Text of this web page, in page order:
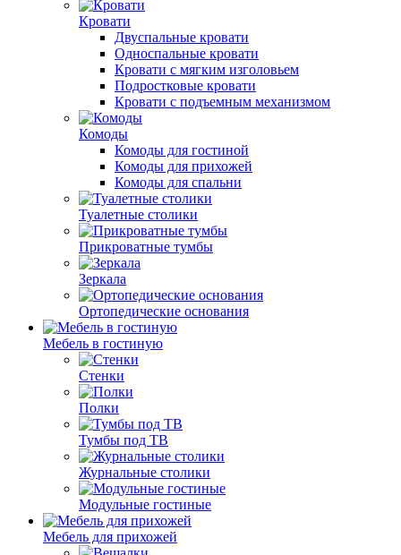
Кровати
Двуспальные кровати
Односпальные кровати
Кровати с мягким изголовьем
Подростковые кровати
Кровати с подъемным механизмом
Комоды
Комоды для гостиной
Комоды для прихожей
Комоды для спальни
Туалетные столики
Прикроватные тумбы
Зеркала
Ортопедические основания
Мебель в гостиную
Стенки
Полки
Тумбы под ТВ
Журнальные столики
Модульные гостиные
Мебель для прихожей